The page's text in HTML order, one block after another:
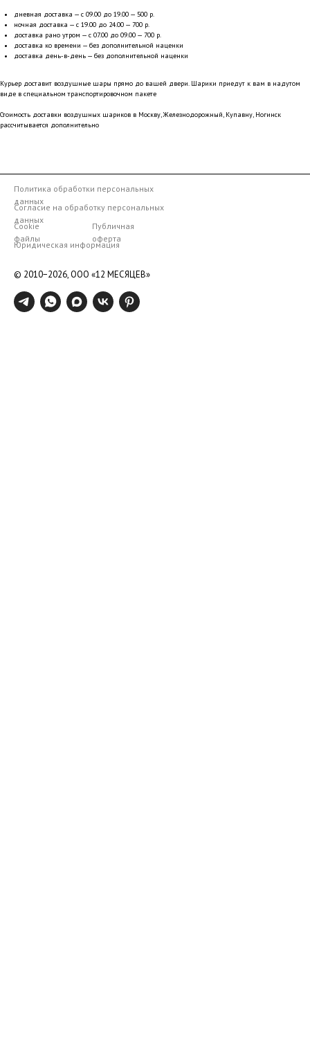
дневная доставка — с 09.00 до 19.00 — 500 р.
ночная доставка — с 19.00 до 24.00 — 700 р.
доставка рано утром — с 07.00 до 09.00 — 700 р.
доставка ко времени — без дополнительной наценки
доставка день-в-день — без дополнительной наценки
Курьер доставит воздушные шары прямо до вашей двери. Шарики приедут к вам в надутом
виде в специальном транспортировочном пакете
Стоимость доставки воздушных шариков в Москву, Железнодорожный, Купавну, Ногинск
рассчитывается дополнительно
Политика обработки персональных
данных
Согласие на обработку персональных
данных
Публичная
оферта
Cookie
файлы
Юридическая информация
© 2010−2026,ООО «12 МЕСЯЦЕВ»